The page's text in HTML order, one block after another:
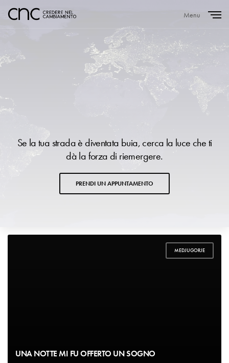
Menu
Se la tua strada è diventata buia, cerca la luce che ti
dà la forza di riemergere.
PRENDI UN APPUNTAMENTO
MEDJUGORJE
UNA NOTTE MI FU OFFERTO UN SOGNO